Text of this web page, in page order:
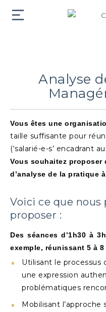
Analyse
Vous êtes une
taille suffisante pour
(‘salarié-e-s’ encadrant
Vous souhaitez proposer
d’analyse de la pratique
Voici ce que nous
proposer :
Des séances d’1h30 à
exemple, réunissant 5 à 8
Utilisant le processus
une expression
problématiques
Mobilisant